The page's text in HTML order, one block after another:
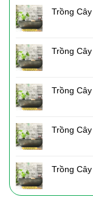
Trồng
Trồng
Trồng
Trồng
Trồng